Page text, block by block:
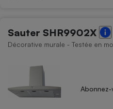
Sauter SHR9902X
Décorative murale - Testée en